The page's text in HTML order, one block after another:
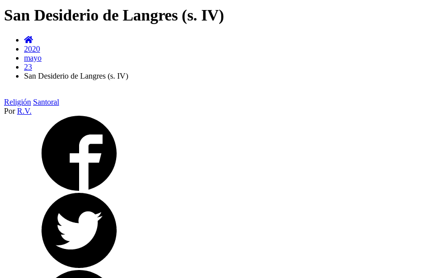
contenido
San Desiderio de Langres (s. IV)
2020
mayo
23
San Desiderio de Langres (s. IV)
Religión Santoral
PorR.V.